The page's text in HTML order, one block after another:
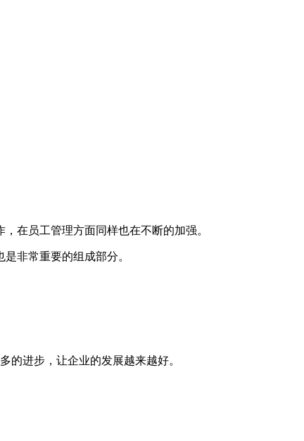
在员工管理方面同样也在不断的加强。
非常重要的组成部分。
的进步，让企业的发展越来越好。